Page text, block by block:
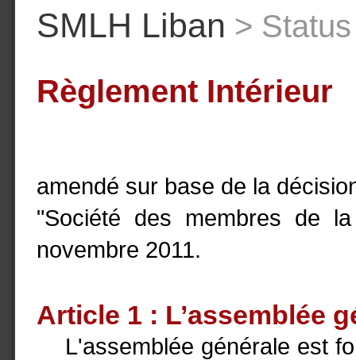
SMLH Liban >
Règlement Intérieur
amendé sur base de la
"Société des membres de
novembre 2011.
Article 1 : L’assemblée
L'assemblée générale est